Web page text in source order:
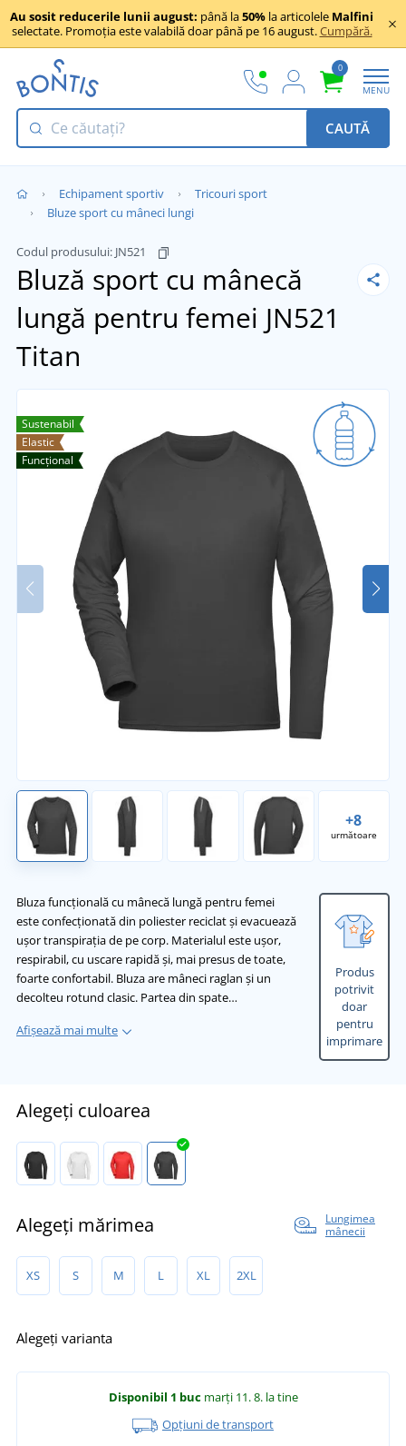
Au sosit reducerile lunii august: până la50% la articolele Malfini
selectate. Promoția este valabilă doar până pe 16 august.Cumpără.
0
MENU
CAUTĂ
Echipament sportiv
Tricouri sport
Bluze sport cu mâneci lungi
Codul produsului: JN521
Bluză sport cu mânecă
lungă pentru femei JN521
Titan
+8
următoare
Sustenabil
Elastic
Funcțional
Bluza funcțională cu mânecă lungă pentru femei
este confecționată din poliester reciclat și evacuează
ușor transpirația de pe corp. Materialul este ușor,
respirabil, cu uscare rapidă și, mai presus de toate,
foarte confortabil. Bluza are mâneci raglan și un
decolteu rotund clasic. Partea din spate…
Afișează mai multe
Produs
potrivit
doar
pentru
imprimare
Alegeți culoarea
Alegeți mărimea
Lungimea
mânecii
XS S M L XL 2XL
Alegeți varianta
Disponibil 1 buc marți 11. 8. la tine
Opțiuni de transport